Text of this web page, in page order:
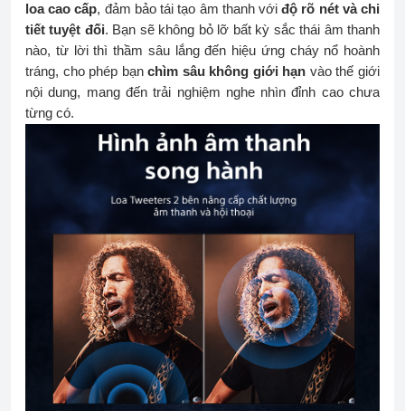
loa cao cấp, đảm bảo tái tạo âm thanh vớiđộ rõ nét và chi
tiết tuyệt đối. Bạn sẽ không bỏ lỡ bất kỳ sắc thái âm thanh
nào, từ lời thì thầm sâu lắng đến hiệu ứng cháy nổ hoành
tráng, cho phép bạnchìm sâu không giới hạn vào thế giới
nội dung, mang đến trải nghiệm nghe nhìn đỉnh cao chưa
từng có.